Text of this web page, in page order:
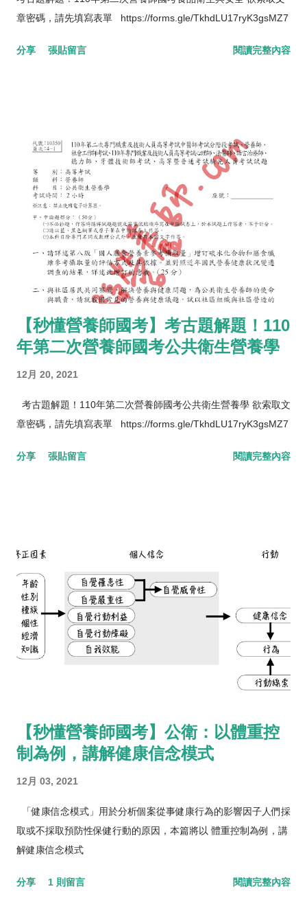
章密碼，請先填寫表單 https://forms.gle/TkhdLU17ryK3gsMZ7
分享 張貼留言 閱讀完整內容
【秒懂營養師國考】考古題解題！110
年第二次營養師國考公共衛生營養學
12月 20, 2021
考古題解題！110年第二次營養師國考公共衛生營養學 欲索取文
章密碼，請先填寫表單 https://forms.gle/TkhdLU17ryK3gsMZ7
分享 張貼留言 閱讀完整內容
【秒懂營養師國考】公衛：以體重控
制為例，講解健康信念模式
12月 03, 2021
「健康信念模式」用於分析個案從事健康行為的影響因子人們採
取或不採取預防性保健行動的原因，本篇將以 體重控制為例，講
解健康信念模式
分享 1 則留言 閱讀完整內容